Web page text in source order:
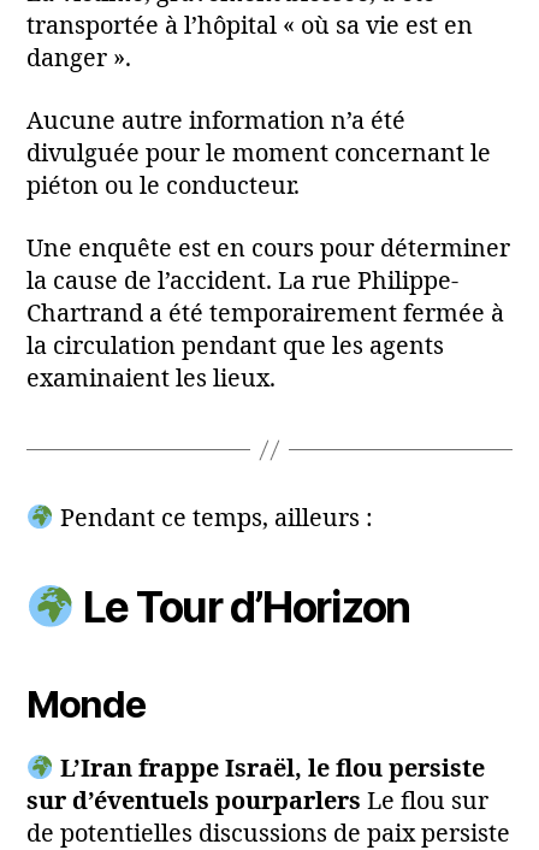
transportée à l’hôpital « où sa vie est en
danger ».
Aucune autre information n’a été
divulguée pour le moment concernant le
piéton ou le conducteur.
Une enquête est en cours pour déterminer
la cause de l’accident. La rue Philippe-
Chartrand a été temporairement fermée à
la circulation pendant que les agents
examinaient les lieux.
Pendant ce temps, ailleurs :
Le Tour d’Horizon
Monde
L’Iran frappe Israël, le flou persiste
sur d’éventuels pourparlers Le flou sur
de potentielles discussions de paix persiste